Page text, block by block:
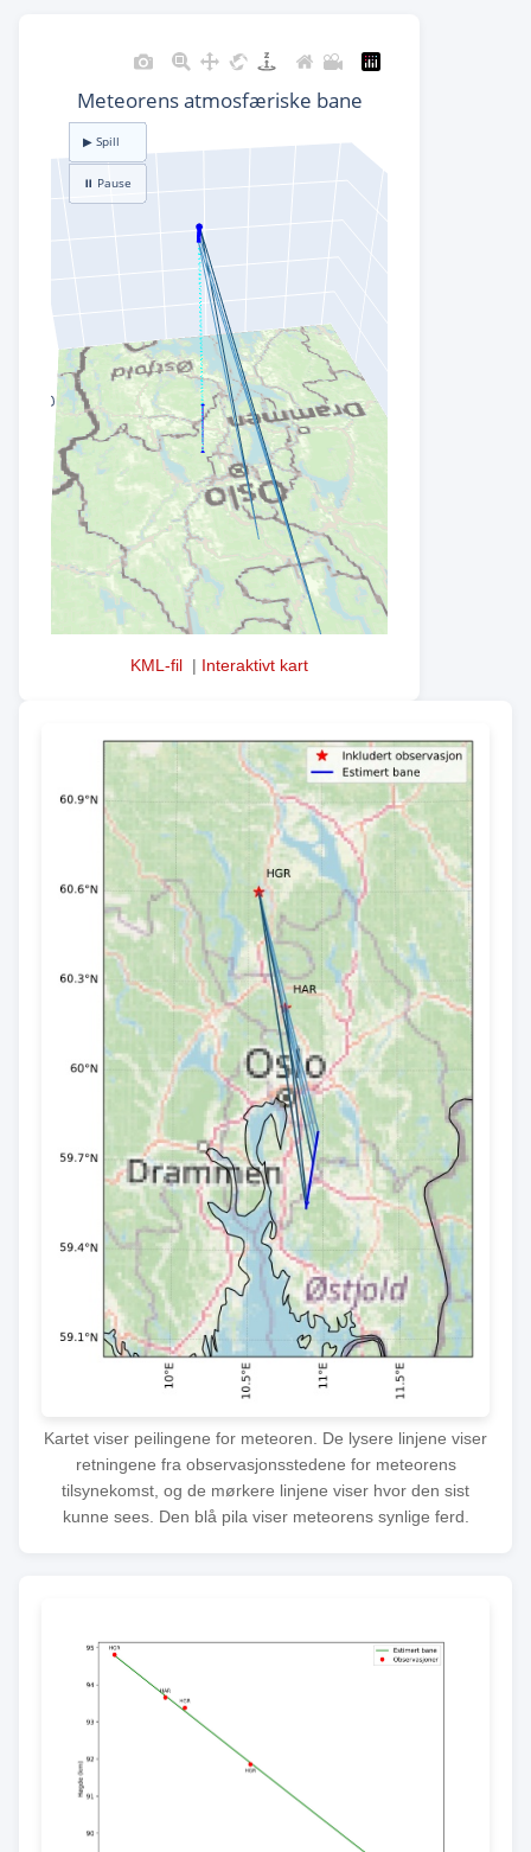
KML-fil | Interaktivt kart
Kartet viser peilingene for meteoren. De lysere linjene viser
retningene fra observasjonsstedene for meteorens
tilsynekomst, og de mørkere linjene viser hvor den sist
kunne sees. Den blå pila viser meteorens synlige ferd.